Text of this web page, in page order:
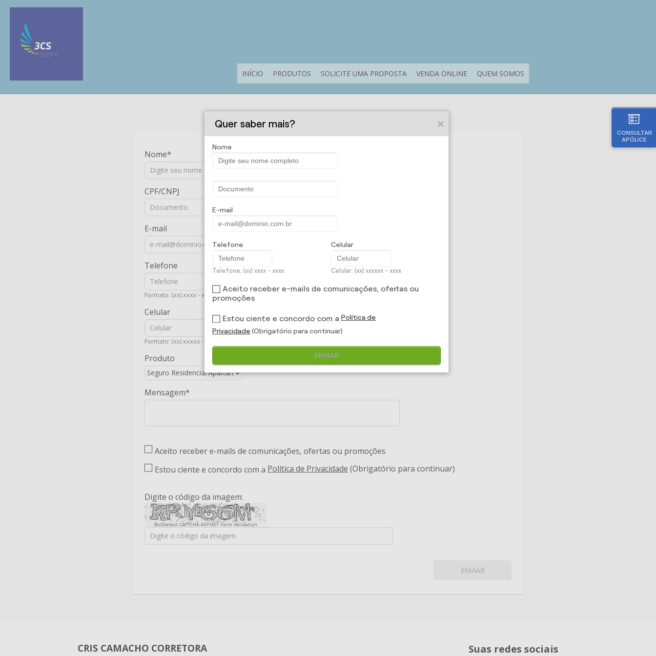
CONSULTAR
APÓLICE
INÍCIO PRODUTOS SOLICITE UMA PROPOSTA VENDA ONLINE QUEM SOMOS
Solicite uma proposta
Nome
CPF/CNPJ
E-mail
Telefone
Formato: (xx) xxxx - xxxx
Celular
Formato: (xx) xxxxx - xxxx
Produto
Mensagem
Aceito receber e-mails de comunicações, ofertas ou promoções
Estou ciente e concordo com a Política de Privacidade (Obrigatório para continuar)
Digite o código da imagem:
BotDetect CAPTCHA ASP.NET Form Validation
ENVIAR
CRIS CAMACHO CORRETORA
Suas redes sociais
Quer saber mais?
Nome
E-mail
Telefone
Telefone: (xx) xxxx - xxxx
Celular
Celular: (xx) xxxxxx - xxxx
Aceito receber e-mails de comunicações, ofertas ou
promoções
Estou ciente e concordo com a Política de
Privacidade (Obrigatório para continuar)
ENVIAR